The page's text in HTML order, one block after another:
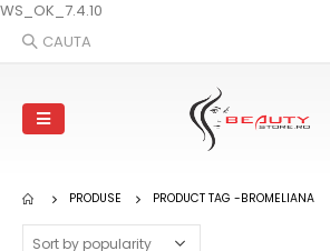
WS_OK_7.4.10
CAUTA
PRODUSE PRODUCT TAG -BROMELIANA